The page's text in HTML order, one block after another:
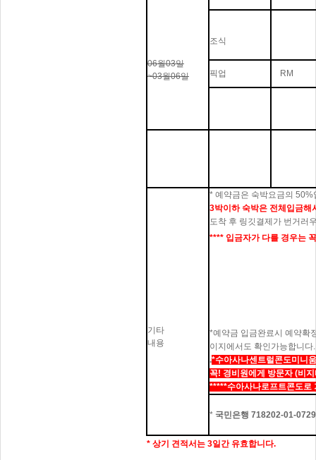
06월03일
~03월06일
조식
픽업 RM
기타
내용
* 예약금은 숙박요금의
3박이하 숙박은 전체입금해
도착 후 링깃결제가 번거러
**** 입금자가 다를 경우는
*예약금 입금완료시 예약확
이지에서도 확인가능합니다.
.*수아사나센트럴콘도미니
꼭! 경비원에게 방문자 (비
*****수아사나로프트콘도로
* 국민은행 718202-01-
* 상기 견적서는 3일간 유효합니다.